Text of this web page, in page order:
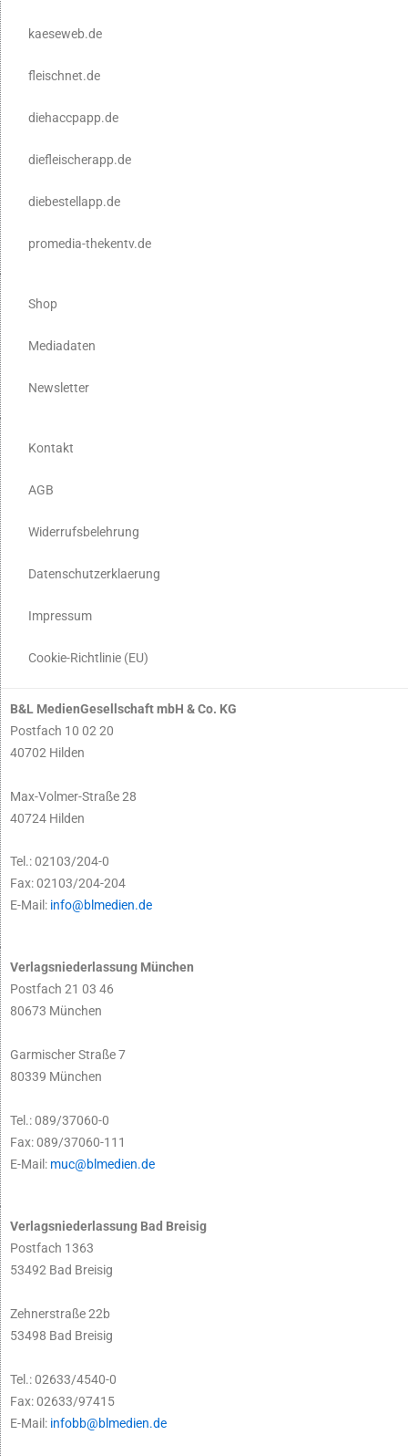
kaeseweb.de
fleischnet.de
diehaccpapp.de
diefleischerapp.de
diebestellapp.de
promedia-thekentv.de
Shop
Mediadaten
Newsletter
Kontakt
AGB
Widerrufsbelehrung
Datenschutzerklaerung
Impressum
Cookie-Richtlinie (EU)
B&L MedienGesellschaft mbH & Co. KG
Postfach 10 02 20
40702 Hilden
Max-Volmer-Straße 28
40724 Hilden
Tel.: 02103/204-0
Fax: 02103/204-204
E-Mail: info@blmedien.de
Verlagsniederlassung München
Postfach 21 03 46
80673 München
Garmischer Straße 7
80339 München
Tel.: 089/37060-0
Fax: 089/37060-111
E-Mail: muc@blmedien.de
Verlagsniederlassung Bad Breisig
Postfach 1363
53492 Bad Breisig
Zehnerstraße 22b
53498 Bad Breisig
Tel.: 02633/4540-0
Fax: 02633/97415
E-Mail: infobb@blmedien.de